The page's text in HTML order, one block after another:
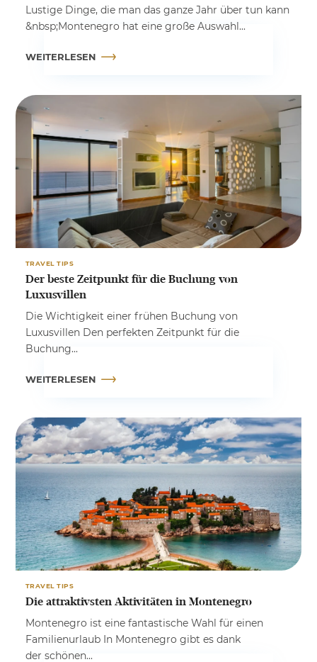
Lustige Dinge, die man das ganze Jahr über tun kann
&nbsp;Montenegro hat eine große Auswahl...
WEITERLESEN
TRAVEL TIPS
Der beste Zeitpunkt für die Buchung von
Luxusvillen
Die Wichtigkeit einer frühen Buchung von
Luxusvillen Den perfekten Zeitpunkt für die
Buchung...
WEITERLESEN
TRAVEL TIPS
Die attraktivsten Aktivitäten in Montenegro
Montenegro ist eine fantastische Wahl für einen
Familienurlaub In Montenegro gibt es dank
der schönen...